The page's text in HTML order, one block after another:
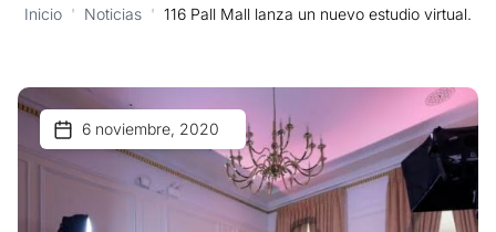
Inicio ' Noticias ' 116 Pall Mall lanza un nuevo estudio virtual.
6 noviembre, 2020